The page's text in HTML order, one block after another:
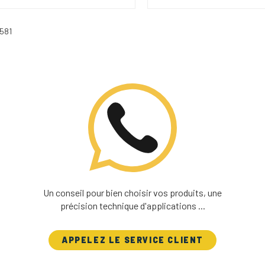
Un conseil pour bien choisir vos produits, une
précision technique d'applications ...
APPELEZ LE SERVICE CLIENT